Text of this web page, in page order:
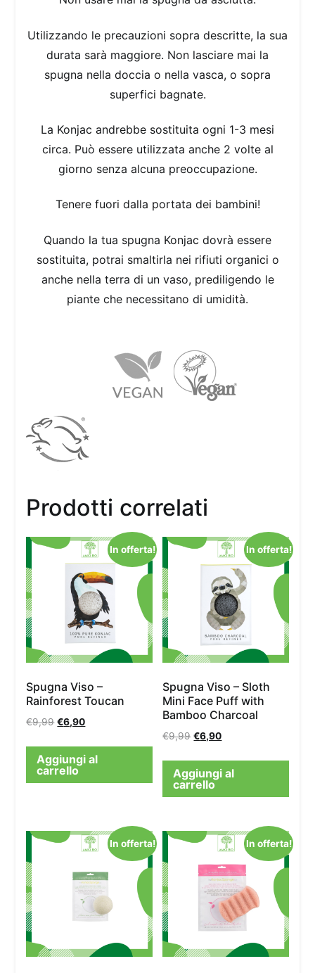
Utilizzando le precauzioni sopra descritte, la sua
durata sarà maggiore. Non lasciare mai la
spugna nella doccia o nella vasca, o sopra
superfici bagnate.
La Konjac andrebbe sostituita ogni 1-3 mesi
circa. Può essere utilizzata anche 2 volte al
giorno senza alcuna preoccupazione.
Tenere fuori dalla portata dei bambini!
Quando la tua spugna Konjac dovrà essere
sostituita, potrai smaltirla nei rifiuti organici o
anche nella terra di un vaso, prediligendo le
piante che necessitano di umidità.
Prodotti correlati
In offerta!
Spugna Viso –
Rainforest Toucan
€9,99 €6,90
Aggiungi al
carrello
In offerta!
Spugna Viso – Sloth
Mini Face Puff with
Bamboo Charcoal
€9,99 €6,90
Aggiungi al
carrello
In offerta! In offerta!